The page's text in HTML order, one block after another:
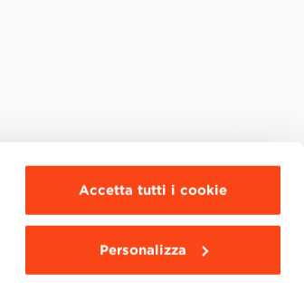
Accetta tutti i cookie
Personalizza